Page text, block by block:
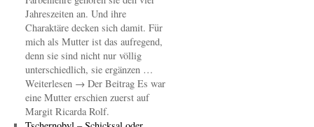
Jahreszeiten an. Und ihre
Charaktäre decken sich damit. Für
mich als Mutter ist das aufregend,
denn sie sind nicht nur völlig
unterschiedlich, sie ergänzen …
Weiterlesen → Der Beitrag Es war
eine Mutter erschien zuerst auf
Margit Ricarda Rolf.